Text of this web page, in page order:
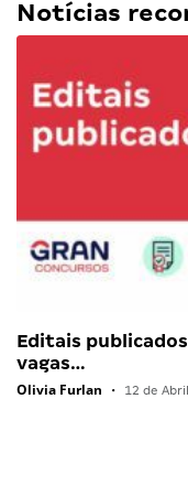
Notícias
Editais
vagas…
Olivia Furlan • 12 de Abril